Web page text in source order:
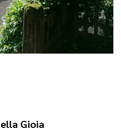
Gioia